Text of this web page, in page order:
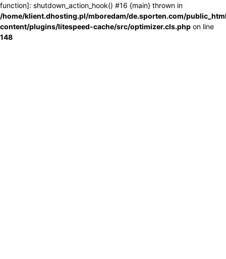
function]: shutdown_action_hook() #16 {main} thrown in
/home/klient.dhosting.pl/mboredam/de.sporten.com/
content/plugins/litespeed-cache/src/optimizer.cls.php on line
148